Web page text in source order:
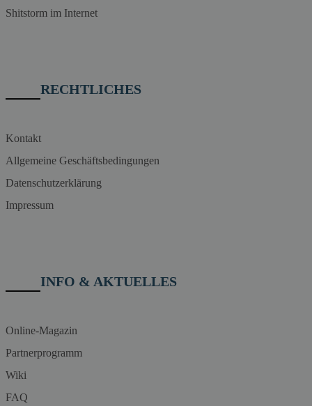
Shitstorm im Internet
RECHTLICHES
Kontakt
Allgemeine Geschäftsbedingungen
Datenschutzerklärung
Impressum
INFO & AKTUELLES
Online-Magazin
Partnerprogramm
Wiki
FAQ